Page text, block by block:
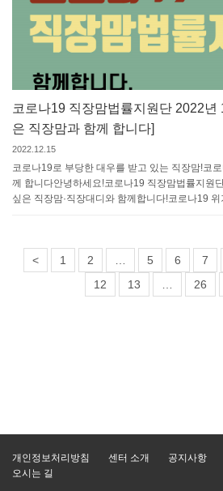
코로나19 직장맘법률지원단 2022년
은 직장맘과 함께 합니다]
2022.12.15
코로나19로 부당한 대우를 받고 있는 직장맘!코
께 합니다안녕하세요!코로나19 직장맘법률지원
싶은 직장맘·직장대디와 함께합니다!코로나19
< 1 2 5 6 7
12
13 26
개인정보처리방침 센터 소개 공지사항
오시는 길